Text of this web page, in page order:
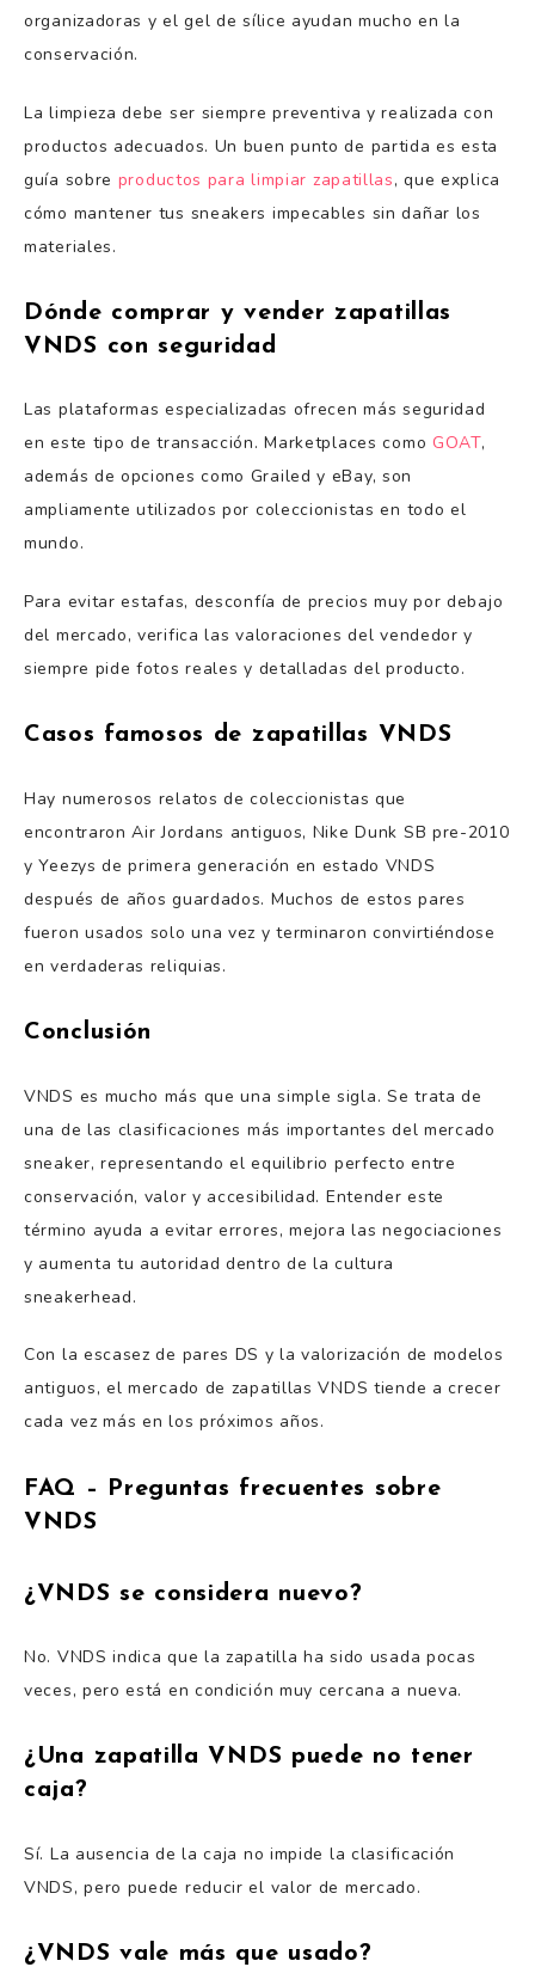
organizadoras y el gel de sílice ayudan mucho en la
conservación.
La limpieza debe ser siempre preventiva y realizada con
productos adecuados. Un buen punto de partida es esta
guía sobre productos para limpiar zapatillas, que explica
cómo mantener tus sneakers impecables sin dañar los
materiales.
Dónde comprar y vender zapatillas
VNDS con seguridad
Las plataformas especializadas ofrecen más seguridad
en este tipo de transacción. Marketplaces como GOAT,
además de opciones como Grailed y eBay, son
ampliamente utilizados por coleccionistas en todo el
mundo.
Para evitar estafas, desconfía de precios muy por debajo
del mercado, verifica las valoraciones del vendedor y
siempre pide fotos reales y detalladas del producto.
Casos famosos de zapatillas VNDS
Hay numerosos relatos de coleccionistas que
encontraron Air Jordans antiguos, Nike Dunk SB pre-2010
y Yeezys de primera generación en estado VNDS
después de años guardados. Muchos de estos pares
fueron usados solo una vez y terminaron convirtiéndose
en verdaderas reliquias.
Conclusión
VNDS es mucho más que una simple sigla. Se trata de
una de las clasificaciones más importantes del mercado
sneaker, representando el equilibrio perfecto entre
conservación, valor y accesibilidad. Entender este
término ayuda a evitar errores, mejora las negociaciones
y aumenta tu autoridad dentro de la cultura
sneakerhead.
Con la escasez de pares DS y la valorización de modelos
antiguos, el mercado de zapatillas VNDS tiende a crecer
cada vez más en los próximos años.
FAQ – Preguntas frecuentes sobre
VNDS
¿VNDS se considera nuevo?
No. VNDS indica que la zapatilla ha sido usada pocas
veces, pero está en condición muy cercana a nueva.
¿Una zapatilla VNDS puede no tener
caja?
Sí. La ausencia de la caja no impide la clasificación
VNDS, pero puede reducir el valor de mercado.
¿VNDS vale más que usado?